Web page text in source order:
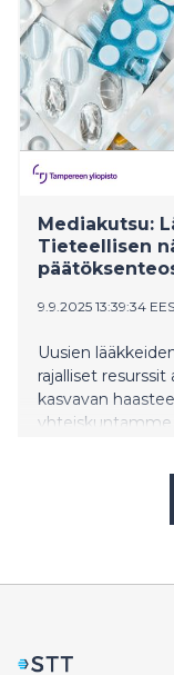
power grids and
as a new core
grids in
reaching their
feed-in from
growing
stability.
sufficient under
autonomously to
Mediakutsu:
Tieteellisen
9.9.2025 13:39:34
Uusien
rajalliset
kasvavan
yhteiskuntamme